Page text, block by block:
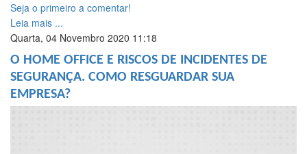
Seja o primeiro a comentar!
Leia mais ...
Quarta, 04 Novembro 2020 11:18
O HOME OFFICE E RISCOS DE INCIDENTES DE
SEGURANÇA. COMO RESGUARDAR SUA
EMPRESA?